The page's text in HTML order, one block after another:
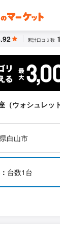
累計口コミ数
（ウォシュレッ
白山市
台数1台